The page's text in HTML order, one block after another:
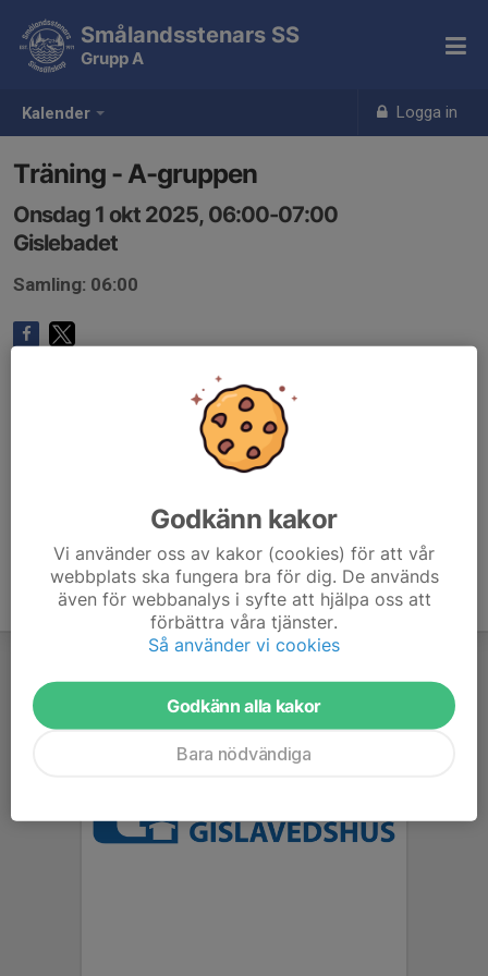
Kalender Logga in
Smålandsstenars SS
Grupp A
Träning - A-gruppen
Onsdag 1 okt 2025, 06:00-07:00
Gislebadet
Samling: 06:00
Godkänn kakor
Vi använder oss av kakor (cookies) för att vår
webbplats ska fungera bra för dig. De används
även för webbanalys i syfte att hjälpa oss att
förbättra våra tjänster.
Så använder vi cookies
Godkänn alla kakor
Bara nödvändiga